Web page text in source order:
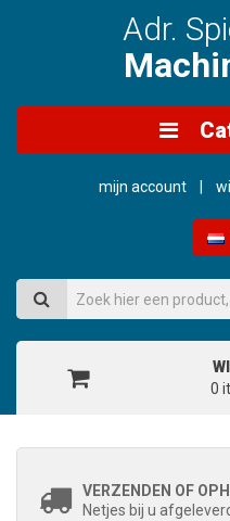
Adr.
mijn account
0
VERZENDEN OF
Netjes bij u